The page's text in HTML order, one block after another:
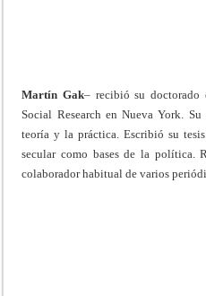
Martín Gak– recibió su
Social Research en Nueva York.
teoría y la práctica. Escribió su
secular como bases de la política.
colaborador habitual de varios